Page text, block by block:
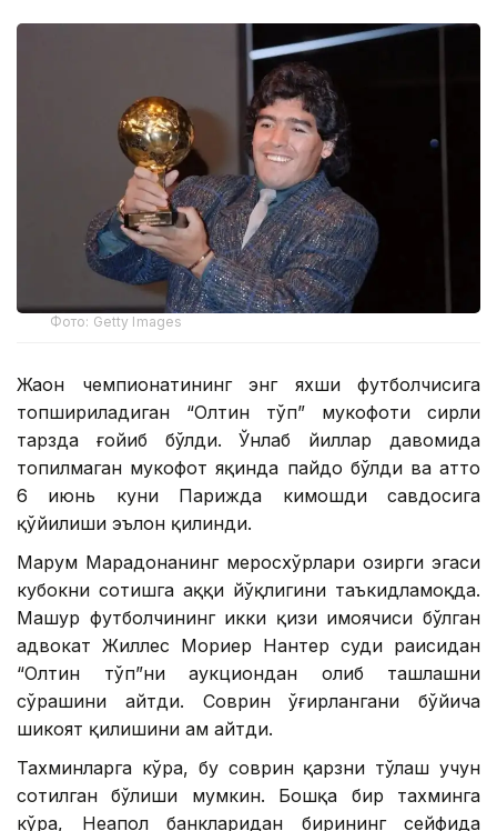
Фото: Getty Images
Жаҳон чемпионатининг энг яхши футболчисига
топшириладиган “Олтин тўп” мукофоти сирли
тарзда ғойиб бўлди. Ўнлаб йиллар давомида
топилмаган мукофот яқинда пайдо бўлди ва ҳатто
6 июнь куни Парижда кимошди савдосига
қўйилиши эълон қилинди.
Марҳум Марадонанинг меросхўрлари ҳозирги эгаси
кубокни сотишга ҳаққи йўқлигини таъкидламоқда.
Машҳур футболчининг икки қизи ҳимоячиси бўлган
адвокат Жиллес Мориер Нантер суди раисидан
“Олтин тўп”ни аукциондан олиб ташлашни
сўрашини айтди. Соврин ўғирлангани бўйича
шикоят қилишини ҳам айтди.
Тахминларга кўра, бу соврин қарзни тўлаш учун
сотилган бўлиши мумкин. Бошқа бир тахминга
кўра, Неапол банкларидан бирининг сейфида